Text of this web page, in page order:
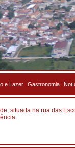
e Lazer Gastronomia
situada na rua das